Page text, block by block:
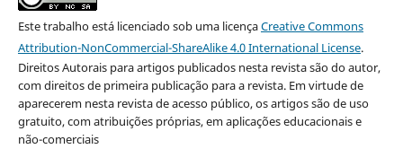
Este trabalho está licenciado sob uma licençaCreative Commons
Attribution-NonCommercial-ShareAlike 4.0 International License.
Direitos Autorais para artigos publicados nesta revista são do autor,
com direitos de primeira publicação para a revista. Em virtude de
aparecerem nesta revista de acesso público, os artigos são de uso
gratuito, com atribuições próprias, em aplicações educacionais e
não-comerciais